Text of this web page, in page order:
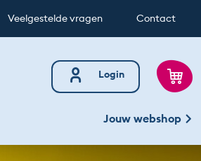
Veelgestelde vragen Contact
Login
Jouw webshop